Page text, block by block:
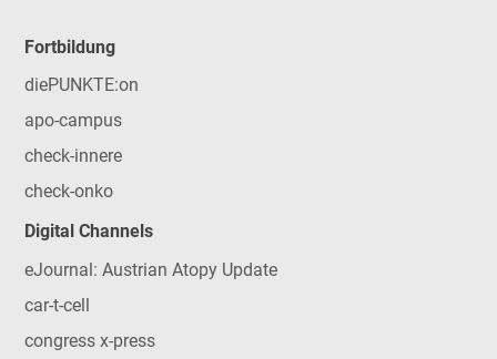
Fortbildung
diePUNKTE:on
apo-campus
check-innere
check-onko
Digital Channels
eJournal: Austrian Atopy Update
car-t-cell
congress x-press